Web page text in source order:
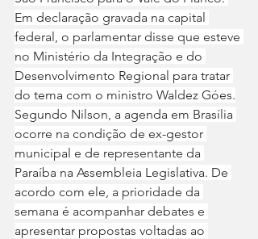
Em declaração gravada na capital
federal, o parlamentar disse que esteve
no Ministério da Integração e do
Desenvolvimento Regional para tratar
do tema com o ministro Waldez Góes.
Segundo Nilson, a agenda em Brasília
ocorre na condição de ex-gestor
municipal e de representante da
Paraíba na Assembleia Legislativa. De
acordo com ele, a prioridade da
semana é acompanhar debates e
apresentar propostas voltadas ao